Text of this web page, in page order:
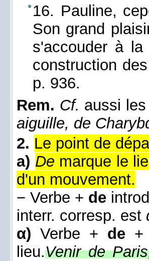
16. Pauline,
Son grand
s'accouder à
construction
p. 936.
Rem. Cf. aussi
aiguille, de
2. Le point de
a) De marque le
d'un mouvement.
− Verbe + de
interr. corresp. est
α) Verbe + de +
lieu.Venir de